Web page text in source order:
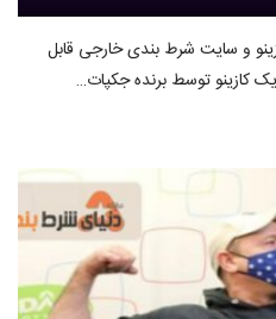
و سایت شرط بندی خارجی قابل
کازینو توسط برنده جکپات…